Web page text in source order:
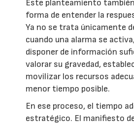
Este planteamiento
forma de entender la
Ya no se trata únicamente
cuando una alarma se
disponer de información
valorar su gravedad,
movilizar los recursos
menor tiempo posible.
En ese proceso, el tiempo
estratégico. El manifiesto